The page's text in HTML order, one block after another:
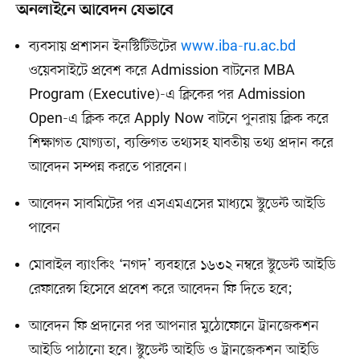
অনলাইনে আবেদন যেভাবে
ব্যবসায় প্রশাসন ইনস্টিটিউটের www.iba-ru.ac.bd
ওয়েবসাইটে প্রবেশ করে Admission বাটনের MBA
Program (Executive)-এ ক্লিকের পর Admission
Open-এ ক্লিক করে Apply Now বাটনে পুনরায় ক্লিক করে
শিক্ষাগত যোগ্যতা, ব্যক্তিগত তথ্যসহ যাবতীয় তথ্য প্রদান করে
আবেদন সম্পন্ন করতে পারবেন।
আবেদন সাবমিটের পর এসএমএসের মাধ্যমে স্টুডেন্ট আইডি
পাবেন
মোবাইল ব্যাংকিং ‘নগদ’ ব্যবহারে ১৬৩২ নম্বরে স্টুডেন্ট আইডি
রেফারেন্স হিসেবে প্রবেশ করে আবেদন ফি দিতে হবে;
আবেদন ফি প্রদানের পর আপনার মুঠোফোনে ট্রানজেকশন
আইডি পাঠানো হবে। স্টুডেন্ট আইডি ও ট্রানজেকশন আইডি